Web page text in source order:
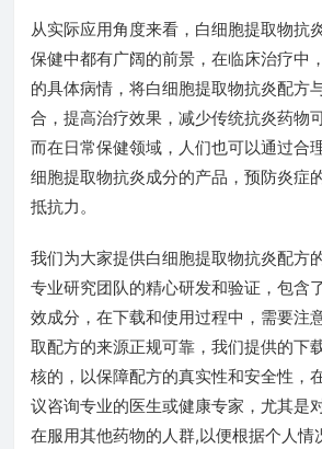
从实际应用角度来看，白细胞提取物抗
保健中都有广阔的前景，在临床治疗中
的具体病情，将白细胞提取物抗炎配方
合，提高治疗效果，减少传统抗炎药物
而在日常保健领域，人们也可以通过合
细胞提取物抗炎成分的产品，预防炎症
抵抗力。
我们为大家提供白细胞提取物抗炎配方
专业研究团队的精心研发和验证，包含
效成分，在下载和使用过程中，需要注
取配方的来源正规可靠，我们提供的下
核的，以保障配方的真实性和安全性，
议咨询专业的医生或健康专家，尤其是
在服用其他药物的人群,以便根据个人情